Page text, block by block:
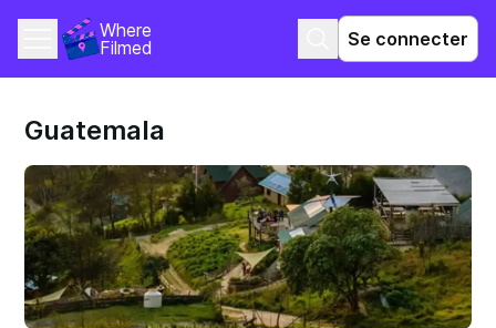
Where
Filmed
Se connecter
Guatemala